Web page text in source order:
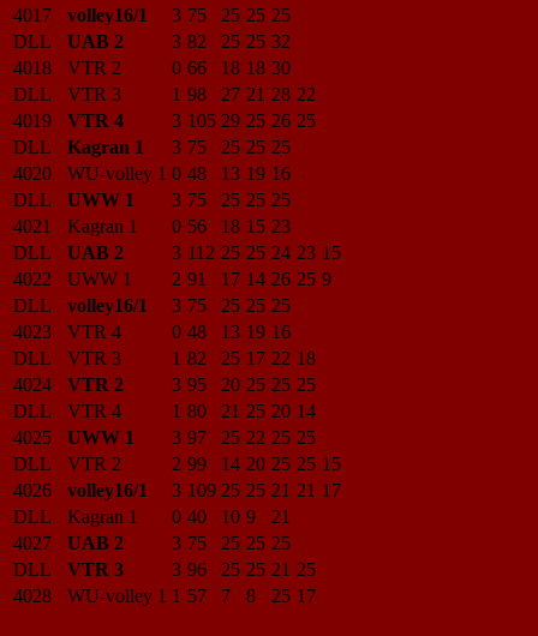
4017
volley16/1 3 75 25 25 25
DLL
UAB 2 3 82 25 25 32
4018
VTR 2 0 66 18 18 30
DLL
VTR 3 1 98 27 21 28 22
4019
VTR 4 3 105 29 25 26 25
DLL
Kagran 1 3 75 25 25 25
4020
WU-volley 1 0 48 13 19 16
DLL
UWW 1 3 75 25 25 25
4021
Kagran 1 0 56 18 15 23
DLL
UAB 2 3 112 25 25 24 23 15
4022
UWW 1 2 91 17 14 26 25 9
DLL
volley16/1 3 75 25 25 25
4023
VTR 4 0 48 13 19 16
DLL
VTR 3 1 82 25 17 22 18
4024
VTR 2 3 95 20 25 25 25
DLL
VTR 4 1 80 21 25 20 14
4025
UWW 1 3 97 25 22 25 25
DLL
VTR 2 2 99 14 20 25 25 15
4026
volley16/1 3 109 25 25 21 21 17
DLL
Kagran 1 0 40 10 9
21
4027
UAB 2 3 75 25 25 25
DLL
VTR 3 3 96 25 25 21 25
4028
WU-volley 1 1 57 7 8 25 17